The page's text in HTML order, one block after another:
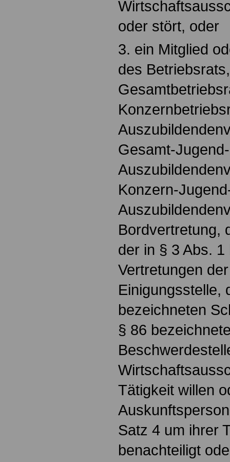
oder stört, oder
3. ein Mitglied
des
Gesamt-
Konzern-
Bordvertretung,
der in § 3 Abs.
Vertretungen
Einigungsstelle,
bezeichneten
§ 86
Tätigkeit willen
Satz 4 um ihrer
benachteiligt